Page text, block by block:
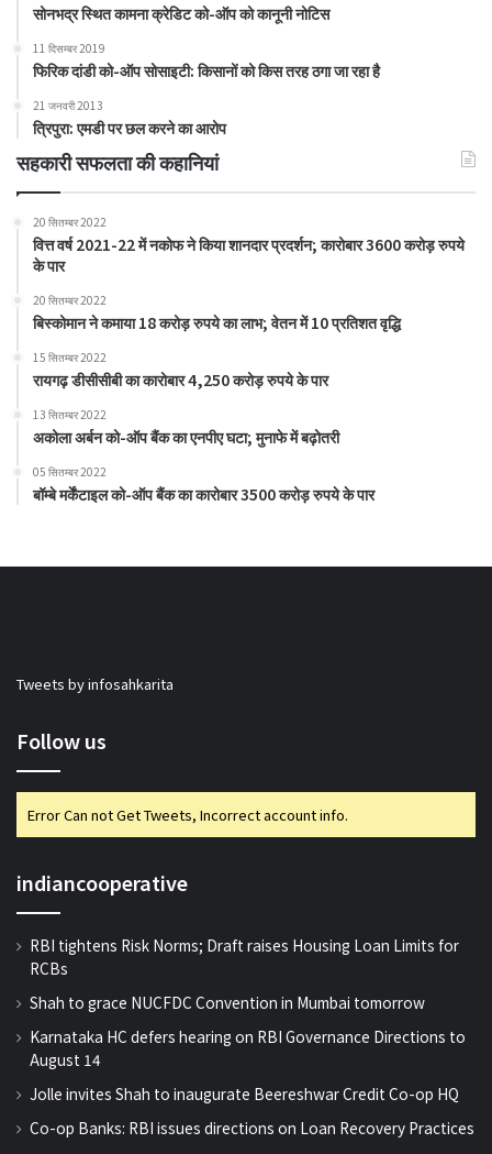
सोनभद्र स्थित कामना क्रेडिट को-ऑप को कानूनी नोटिस
11 दिसम्बर 2019
फिरिक दांडी को-ऑप सोसाइटी: किसानों को किस तरह ठगा जा रहा है
21 जनवरी 2013
त्रिपुरा: एमडी पर छल करने का आरोप
सहकारी सफलता की कहानियां
20 सितम्बर 2022
वित्त वर्ष 2021-22 में नकोफ ने किया शानदार प्रदर्शन; कारोबार 3600 करोड़ रुपये
के पार
20 सितम्बर 2022
बिस्कोमान ने कमाया 18 करोड़ रुपये का लाभ; वेतन में 10 प्रतिशत वृद्धि
15 सितम्बर 2022
रायगढ़ डीसीसीबी का कारोबार 4,250 करोड़ रुपये के पार
13 सितम्बर 2022
अकोला अर्बन को-ऑप बैंक का एनपीए घटा; मुनाफे में बढ़ोतरी
05 सितम्बर 2022
बॉम्बे मर्केंटाइल को-ऑप बैंक का कारोबार 3500 करोड़ रुपये के पार
Tweets by infosahkarita
Follow us
Error Can not Get Tweets, Incorrect account info.
indiancooperative
RBI tightens Risk Norms; Draft raises Housing Loan Limits for
RCBs
Shah to grace NUCFDC Convention in Mumbai tomorrow
Karnataka HC defers hearing on RBI Governance Directions to
August 14
Jolle invites Shah to inaugurate Beereshwar Credit Co-op HQ
Co-op Banks: RBI issues directions on Loan Recovery Practices